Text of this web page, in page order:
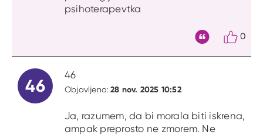
psihoterapevtka
0
46
46
Objavljeno:28 nov. 2025 10:52
Ja, razumem, da bi morala biti iskrena,
ampak preprosto ne zmorem. Ne